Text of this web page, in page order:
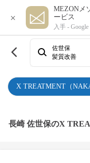
×
MEZONメ
ービス
入手 - Google
X TREATMENT（
佐世保
髪質改善
長崎 佐世保のX